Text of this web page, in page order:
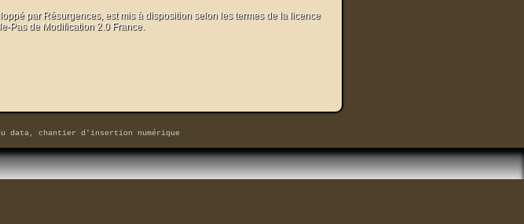
par Résurgences, est mis à disposition selon les termes de la licence
Pas de Modification 2.0 France.
data, chantier d'insertion numérique